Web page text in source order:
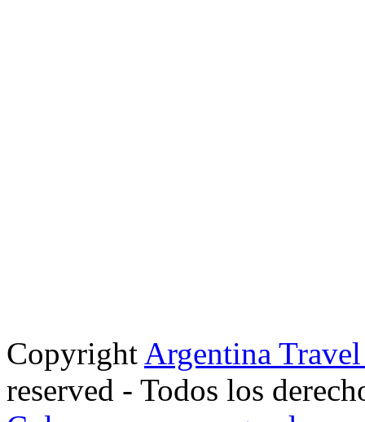
Copyright Argentina
reserved - Todos los